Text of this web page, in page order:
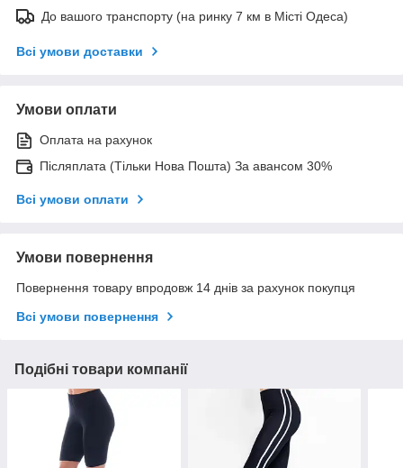
До вашого транспорту (на ринку 7 км в Місті Одеса)
Всі умови доставки
Умови оплати
Оплата на рахунок
Післяплата (Тільки Нова Пошта) За авансом 30%
Всі умови оплати
Умови повернення
Повернення товару впродовж 14 днів за рахунок покупця
Всі умови повернення
Подібні товари компанії